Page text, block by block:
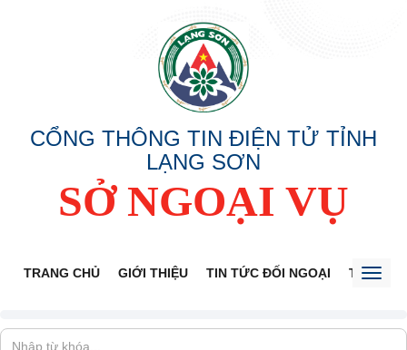
CỔNG THÔNG TIN ĐIỆN TỬ TỈNH
LẠNG SƠN
SỞ NGOẠI VỤ
TRANG CHỦ GIỚI THIỆU TIN TỨC ĐỐI NGOẠI THÔNG